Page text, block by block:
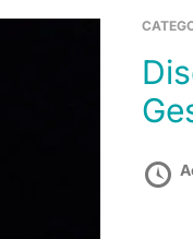
Discursivas para a Seplag-CE (Cargo 1 –